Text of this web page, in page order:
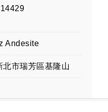
Andesite
北市瑞芳區基隆山